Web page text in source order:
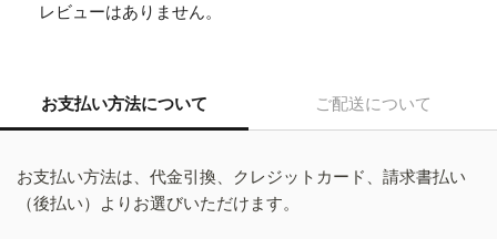
レビューはありません。
お支払い方法について ご配送について
お支払い方法は、代金引換、クレジットカード、請求書払い
（後払い）よりお選びいただけます。